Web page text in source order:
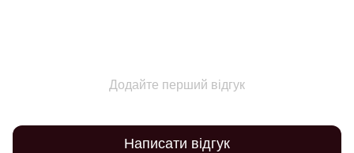
Додайте перший відгук
Написати відгук